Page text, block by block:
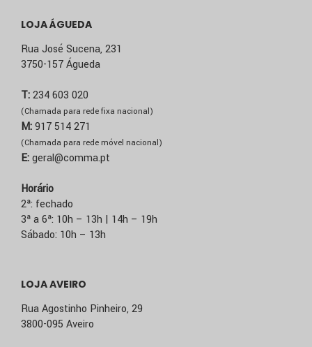
LOJA ÁGUEDA
Rua José Sucena, 231
3750-157 Águeda
T:234 603 020
(Chamada para rede fixa nacional)
M:917 514 271
(Chamada para rede móvel nacional)
E:geral@comma.pt
Horário
2ª: fechado
3ª a 6ª: 10h – 13h | 14h – 19h
Sábado: 10h – 13h
LOJA AVEIRO
Rua Agostinho Pinheiro, 29
3800-095 Aveiro